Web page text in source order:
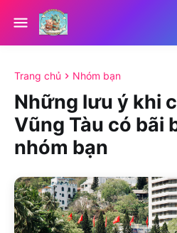
Trang chủ Nhóm bạn
Những lưu ý khi
Vũng Tàu có bãi
nhóm bạn